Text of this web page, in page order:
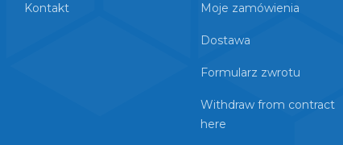
Kontakt Moje zamówienia
Dostawa
Formularz zwrotu
Withdraw from contract
here